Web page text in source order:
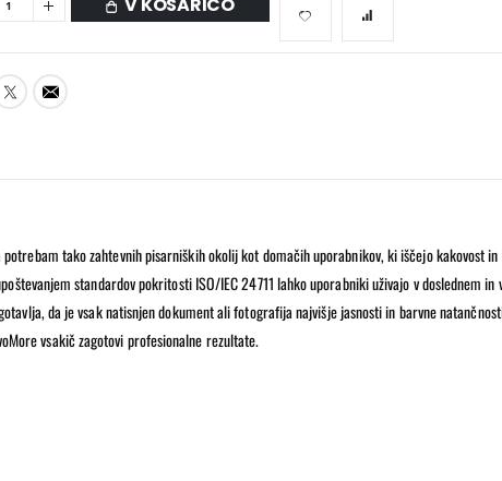
V KOŠARICO
tako zahtevnih pisarniških okolij kot domačih uporabnikov, ki iščejo kakovost
standardov pokritosti ISO/IEC 24711 lahko uporabniki uživajo v doslednem in
da je vsak natisnjen dokument ali fotografija najvišje jasnosti in barvne
vsakič zagotovi profesionalne rezultate.